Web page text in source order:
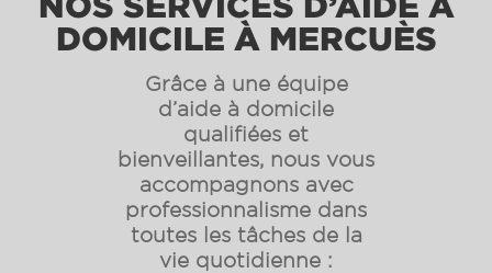
DOMICILE À MERCUÈS
Grâce à une équipe
d’aide à domicile
qualifiées et
bienveillantes, nous vous
accompagnons avec
professionnalisme dans
toutes les tâches de la
vie quotidienne :